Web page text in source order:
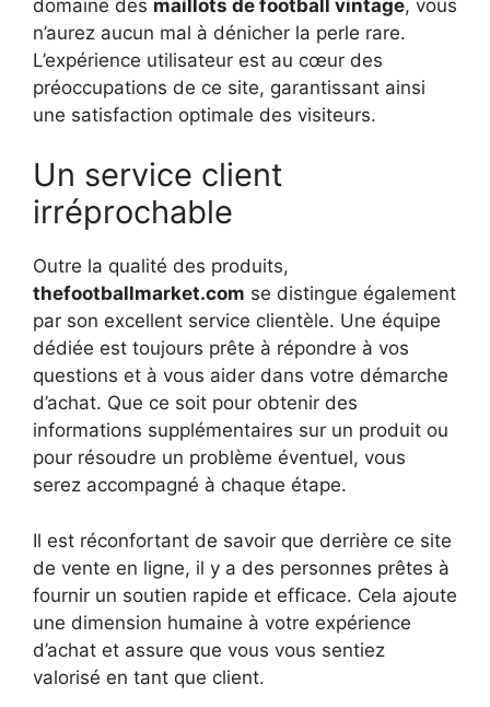
domaine des maillots de football vintage, vous
n’aurez aucun mal à dénicher la perle rare.
L’expérience utilisateur est au cœur des
préoccupations de ce site, garantissant ainsi
une satisfaction optimale des visiteurs.
Un service client
irréprochable
Outre la qualité des produits,
thefootballmarket.com se distingue également
par son excellent service clientèle. Une équipe
dédiée est toujours prête à répondre à vos
questions et à vous aider dans votre démarche
d’achat. Que ce soit pour obtenir des
informations supplémentaires sur un produit ou
pour résoudre un problème éventuel, vous
serez accompagné à chaque étape.
Il est réconfortant de savoir que derrière ce site
de vente en ligne, il y a des personnes prêtes à
fournir un soutien rapide et efficace. Cela ajoute
une dimension humaine à votre expérience
d’achat et assure que vous vous sentiez
valorisé en tant que client.